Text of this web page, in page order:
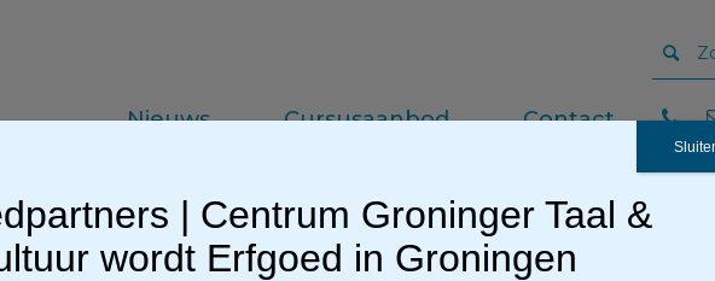
Nieuws Cursusaanbod Contact
Vakinformatie Praktijkkennis
| Centrum Groninger Taal &
wordt Erfgoed in Groningen